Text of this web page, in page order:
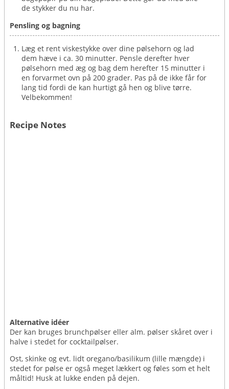
de stykker du nu har.
Pensling og bagning
Læg et rent viskestykke over dine pølsehorn og lad
dem hæve i ca. 30 minutter. Pensle derefter hver
pølsehorn med æg og bag dem herefter 15 minutter i
en forvarmet ovn på 200 grader. Pas på de ikke får for
lang tid fordi de kan hurtigt gå hen og blive tørre.
Velbekommen!
Recipe Notes
Alternative idéer
Der kan bruges brunchpølser eller alm. pølser skåret over i
halve i stedet for cocktailpølser.
Ost, skinke og evt. lidt oregano/basilikum (lille mængde) i
stedet for pølse er også meget lækkert og føles som et helt
måltid! Husk at lukke enden på dejen.